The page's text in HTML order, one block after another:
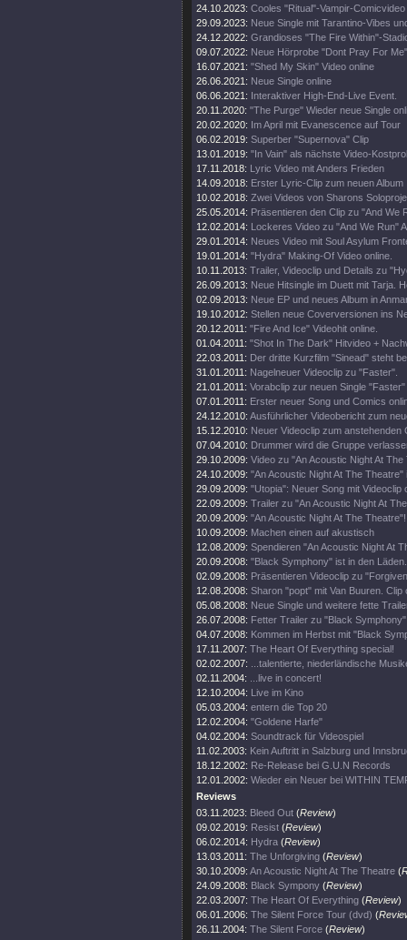
24.10.2023: Cooles "Ritual"-Vampir-Comicvideo
29.09.2023: Neue Single mit Tarantino-Vibes
24.12.2022: Grandioses "The Fire Within"-
09.07.2022: Neue Hörprobe "Dont Pray For Me"
16.07.2021: "Shed My Skin" Video online
26.06.2021: Neue Single online
06.06.2021: Interaktiver High-End-Live Event.
20.11.2020: "The Purge" Wieder neue Single
20.02.2020: Im April mit Evanescence auf Tour
06.02.2019: Superber "Supernova" Clip
13.01.2019: "In Vain" als nächste Video-
17.11.2018: Lyric Video mit Anders Frieden
14.09.2018: Erster Lyric-Clip zum neuen Album
10.02.2018: Zwei Videos von Sharons
25.05.2014: Präsentieren den Clip zu "And We
12.02.2014: Lockeres Video zu "And We Run"
29.01.2014: Neues Video mit Soul Asylum
19.01.2014: "Hydra" Making-Of Video online.
10.11.2013: Trailer, Videoclip und Details zu
26.09.2013: Neue Hitsingle im Duett mit Tarja.
02.09.2013: Neue EP und neues Album in
19.10.2012: Stellen neue Coverversionen ins
20.12.2011: "Fire And Ice" Videohit online.
01.04.2011: "Shot In The Dark" Hitvideo +
22.03.2011: Der dritte Kurzfilm "Sinead" steht
31.01.2011: Nagelneuer Videoclip zu "Faster".
21.01.2011: Vorabclip zur neuen Single "Faster"
07.01.2011: Erster neuer Song und Comics
24.12.2010: Ausführlicher Videobericht zum
15.12.2010: Neuer Videoclip zum anstehenden
07.04.2010: Drummer wird die Gruppe
29.10.2009: Video zu "An Acoustic Night At The
24.10.2009: "An Acoustic Night At The Theatre"
29.09.2009: "Utopia": Neuer Song mit Videoclip
22.09.2009: Trailer zu "An Acoustic Night At
20.09.2009: "An Acoustic Night At The Theatre"!
10.09.2009: Machen einen auf akustisch
12.08.2009: Spendieren "An Acoustic Night At
20.09.2008: "Black Symphony" ist in den Läden.
02.09.2008: Präsentieren Videoclip zu
12.08.2008: Sharon "popt" mit Van Buuren. Clip
05.08.2008: Neue Single und weitere fette
26.07.2008: Fetter Trailer zu "Black
04.07.2008: Kommen im Herbst mit "Black
17.11.2007: The Heart Of Everything special!
02.02.2007:
...talentierte, niederländische
02.11.2004:
...live in concert!
12.10.2004: Live im Kino
05.03.2004: entern die Top 20
12.02.2004: "Goldene Harfe"
04.02.2004: Soundtrack für Videospiel
11.02.2003: Kein Auftritt in Salzburg und
18.12.2002: Re-Release bei G.U.N Records
12.01.2002: Wieder ein Neuer bei WITHIN
Reviews
03.11.2023: Bleed Out (Review)
09.02.2019: Resist (Review)
06.02.2014: Hydra (Review)
13.03.2011: The Unforgiving (Review)
30.10.2009: An Acoustic Night At The Theatre (
24.09.2008: Black Sympony (Review)
22.03.2007: The Heart Of Everything (Review)
06.01.2006: The Silent Force Tour (dvd) (
26.11.2004: The Silent Force (Review)